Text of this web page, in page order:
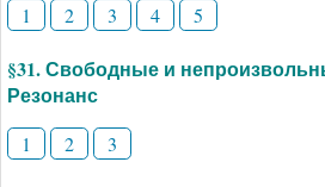
1 2 3 4 5
§31. Свободные и
Резонанс
1 2 3